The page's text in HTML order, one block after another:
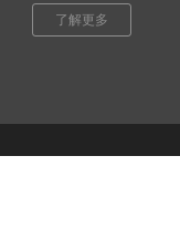
了解更多